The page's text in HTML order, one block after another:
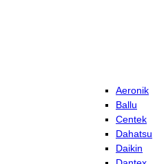
Aeronik
Ballu
Centek
Dahatsu
Daikin